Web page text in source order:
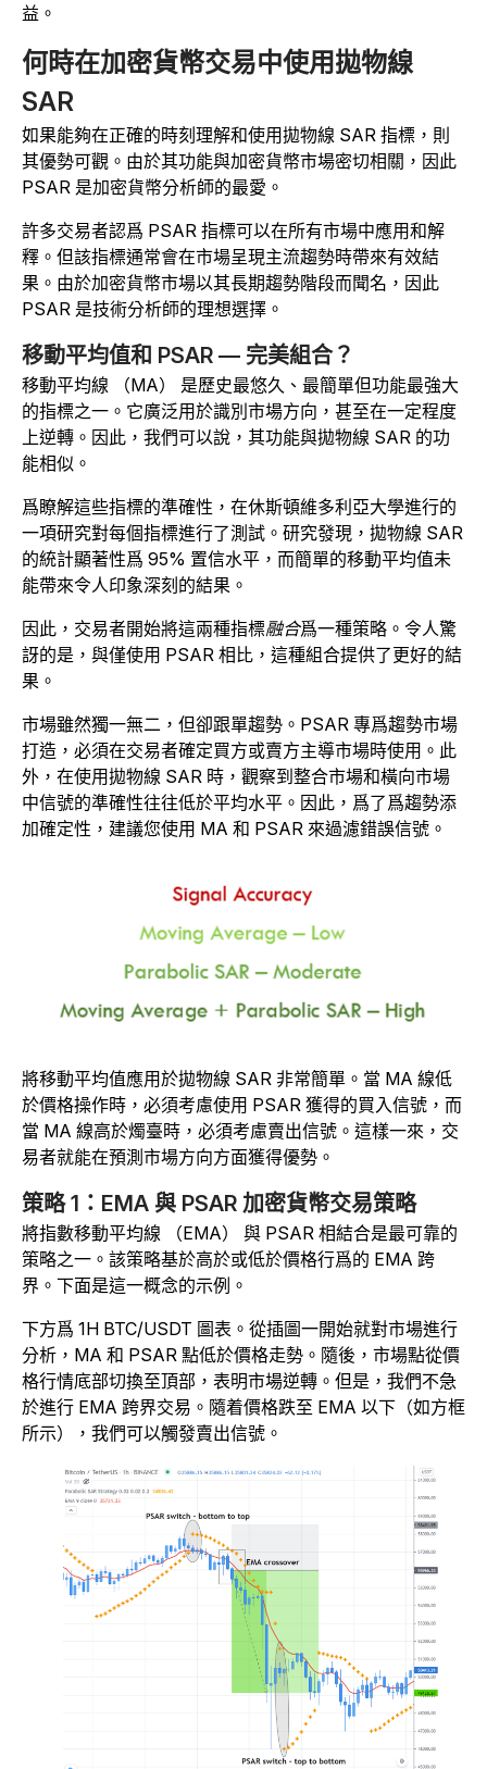
益。
何時在加密貨幣交易中使用拋物線
SAR
如果能夠在正確的時刻理解和使用拋物線 SAR 指標，則
其優勢可觀。由於其功能與加密貨幣市場密切相關，因此
PSAR 是加密貨幣分析師的最愛。
許多交易者認爲 PSAR 指標可以在所有市場中應用和解
釋。但該指標通常會在市場呈現主流趨勢時帶來有效結
果。由於加密貨幣市場以其長期趨勢階段而聞名，因此
PSAR 是技術分析師的理想選擇。
移動平均值和 PSAR — 完美組合？
移動平均線 （MA） 是歷史最悠久、最簡單但功能最強大
的指標之一。它廣泛用於識別市場方向，甚至在一定程度
上逆轉。因此，我們可以說，其功能與拋物線 SAR 的功
能相似。
爲瞭解這些指標的準確性，在休斯頓維多利亞大學進行的
一項研究對每個指標進行了測試。研究發現，拋物線 SAR
的統計顯著性爲 95% 置信水平，而簡單的移動平均值未
能帶來令人印象深刻的結果。
因此，交易者開始將這兩種指標融合爲一種策略。令人驚
訝的是，與僅使用 PSAR 相比，這種組合提供了更好的結
果。
市場雖然獨一無二，但卻跟單趨勢。PSAR 專爲趨勢市場
打造，必須在交易者確定買方或賣方主導市場時使用。此
外，在使用拋物線 SAR 時，觀察到整合市場和橫向市場
中信號的準確性往往低於平均水平。因此，爲了爲趨勢添
加確定性，建議您使用 MA 和 PSAR 來過濾錯誤信號。
將移動平均值應用於拋物線 SAR 非常簡單。當 MA 線低
於價格操作時，必須考慮使用 PSAR 獲得的買入信號，而
當 MA 線高於燭臺時，必須考慮賣出信號。這樣一來，交
易者就能在預測市場方向方面獲得優勢。
策略 1：EMA 與 PSAR 加密貨幣交易策略
將指數移動平均線 （EMA） 與 PSAR 相結合是最可靠的
策略之一。該策略基於高於或低於價格行爲的 EMA 跨
界。下面是這一概念的示例。
下方爲 1H BTC/USDT 圖表。從插圖一開始就對市場進行
分析，MA 和 PSAR 點低於價格走勢。隨後，市場點從價
格行情底部切換至頂部，表明市場逆轉。但是，我們不急
於進行 EMA 跨界交易。隨着價格跌至 EMA 以下（如方框
所示），我們可以觸發賣出信號。